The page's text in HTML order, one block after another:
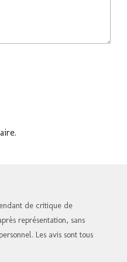
de critique de
représentation, sans
Les avis sont tous